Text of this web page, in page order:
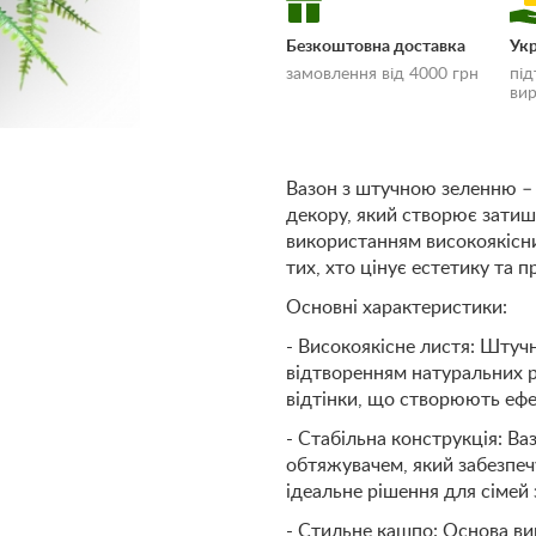
Безкоштовна доставка
замовлення від 4000 грн
«Умови
оплати»
Вазон з штучною зеленню
декору, який створює
використанням
тих, хто цінує естетику та
Основні характеристики:
- Високоякісне листя:
відтворенням натуральних
відтінки, що створюють
- Стабільна конструкція:
обтяжувачем, який
ідеальне рішення для
- Стильне кашпо: Основа